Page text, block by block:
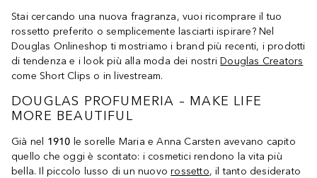
Stai cercando una nuova fragranza, vuoi ricomprare il tuo
rossetto preferito o semplicemente lasciarti ispirare? Nel
Douglas Onlineshop ti mostriamo i brand più recenti, i prodotti
di tendenza e i look più alla moda dei nostriDouglas Creators
come Short Clips o in livestream.
DOUGLAS PROFUMERIA – MAKE LIFE
MORE BEAUTIFUL
Già nel 1910 le sorelle Maria e Anna Carsten avevano capito
quello che oggi è scontato: i cosmetici rendono la vita più
bella. Il piccolo lusso di un nuovorossetto, il tanto desiderato